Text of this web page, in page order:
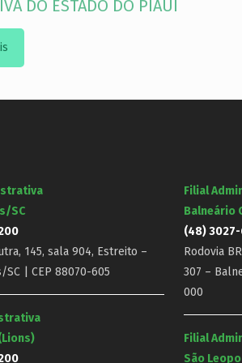
DO ESTADO DO PIAUÍ
SC
145, sala 904, Estreito –
| CEP 88070-605
Filial
Balneário
(48)
Rodovia
307 –
000
Filial
São